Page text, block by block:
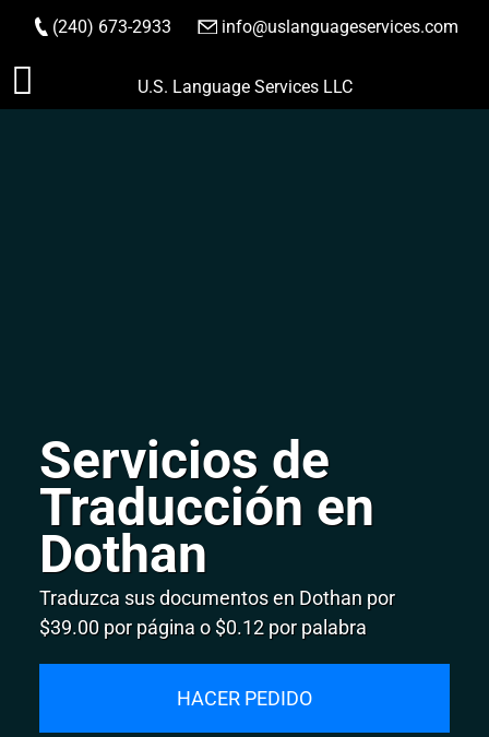
Saltar
(240) 673-2933 info@uslanguageservices.com
HACER PEDIDO
U.S. Language Services LLC
Servicios de
Traducción en
Dothan
Traduzca sus documentos en Dothan por
$39.00 por página o $0.12 por palabra
HACER PEDIDO